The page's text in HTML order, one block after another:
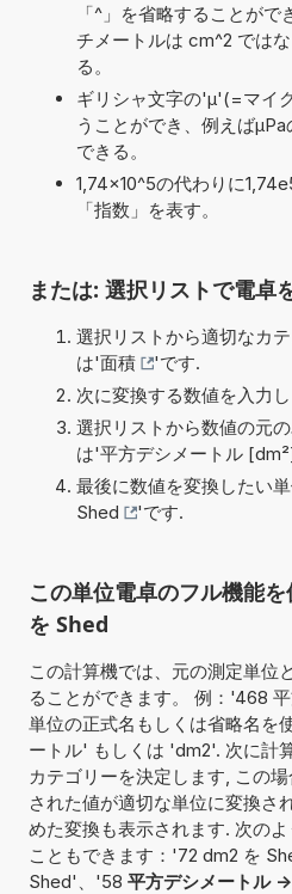
「^」を省略することが
チメートルは cm^2 では
る。
ギリシャ文字の'μ'(=マイ
うことができ、例えば
できる。
1,74×10^5の代わりに
「指数」を表す。
または: 選択リストで電卓
選択リストから適切なカ
は'面積
'です.
次に変換する数値を入力
選択リストから数値の元
は'平方デシメートル
最後に数値を変換したい
Shed
'です.
この単位電卓のフル機能
を Shed
この計算機では、元の測定単位
ることができます。 例：'468
単位の正式名もしくは省略名を
ートル' もしくは 'dm2'. 次に計
カテゴリーを決定します, この
された値が適切な単位に変換さ
めた変換も表示されます. 次の
こともできます：'72 dm2 を
Shed'、'58 平方デシメートル -